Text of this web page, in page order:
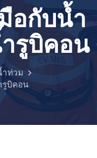
อกับน้ำ
รูบิคอน
ท่วม
รูบิคอน